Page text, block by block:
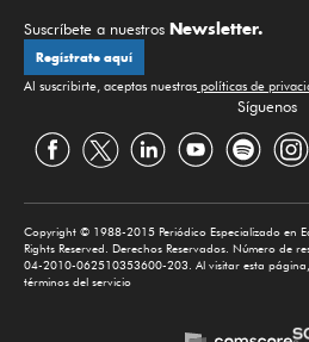
Suscríbete a nuestros Newsletter.
Regístrate aquí
Al suscribirte, aceptas nuestras políticas de
Síguenos
Copyright © 1988-2015 Periódico Especializado en
Rights Reserved. Derechos Reservados. Número de
04-2010-062510353600-203. Al visitar esta
términos del servicio